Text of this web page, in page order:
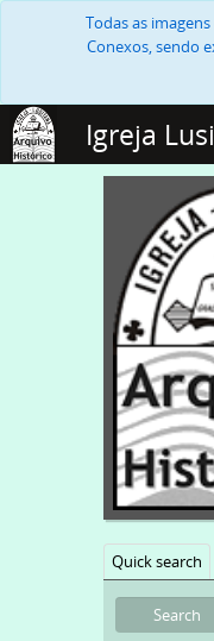
Todas as
Conexos, sendo
Igreja
Quick search